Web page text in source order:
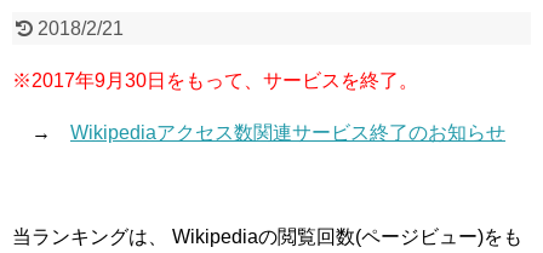
2018/2/21
※2017年9月30日をもって、サービスを終了。
→ Wikipediaアクセス数関連サービス終了のお知らせ
当ランキングは、 Wikipediaの閲覧回数(ページビュー)をも